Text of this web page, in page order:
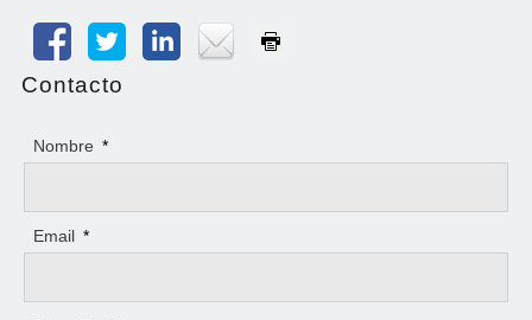
Contacto
Nombre *
Email *